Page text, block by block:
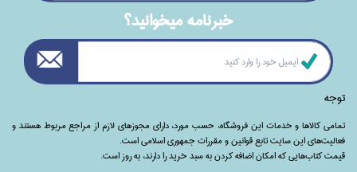
خبرنامه ميخوانيد؟
توجه
تمامی‌ کالاها و خدمات این فروشگاه، حسب مورد،‌ دارای مجوزهای لازم از مراجع مربوط هستند ‌و‌‌
فعالیت‌های این سایت تابع قوانین و مقررات جمهوری اسلامی است.
قیمت کتاب‌هایی که امکان اضافه کردن به سبد خرید را دارند،‌ به روز است.